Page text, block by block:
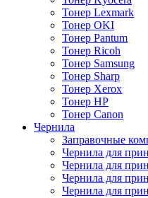
Тонер Lexmark
Тонер OKI
Тонер Pantum
Тонер Ricoh
Тонер Samsung
Тонер Sharp
Тонер Xerox
Тонер НР
Тонер Саnon
Чернила
Заправочные
Чернила для
Чернила для
Чернила для
Чернила для